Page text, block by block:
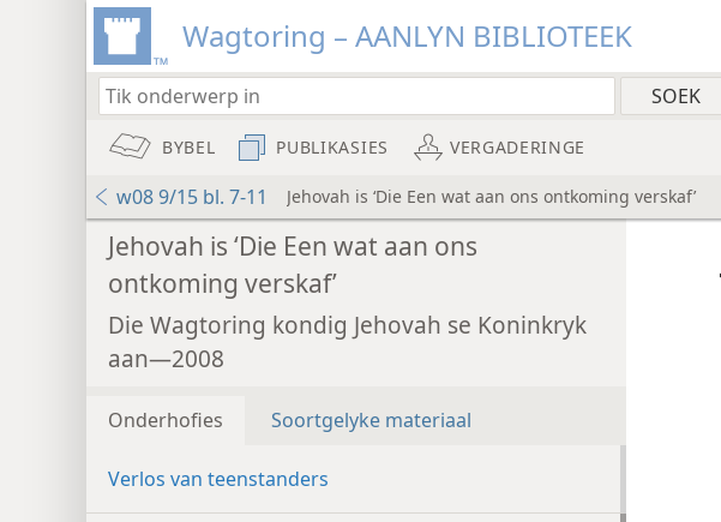
Wagtoring – AANLYN BIBLIOTEEK
BYBEL PUBLIKASIES VERGADERINGE
w08 9/15 bl. 7-11 Jehovah is ‘Die Een wat aan ons ontkoming verskaf’
Jehovah is ‘Die Een wat aan ons
ontkoming verskaf’
Die Wagtoring kondig Jehovah se Koninkryk
aan—2008
Onderhofies Soortgelyke materiaal
Verlos van teenstanders